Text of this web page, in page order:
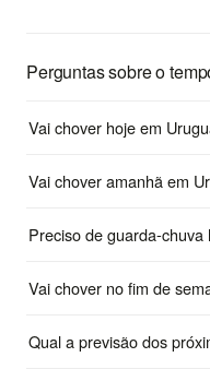
Perguntas sobre o
Vai chover hoje em
Vai chover amanhã em
Preciso de guarda-
Vai chover no fim de
Qual a previsão dos